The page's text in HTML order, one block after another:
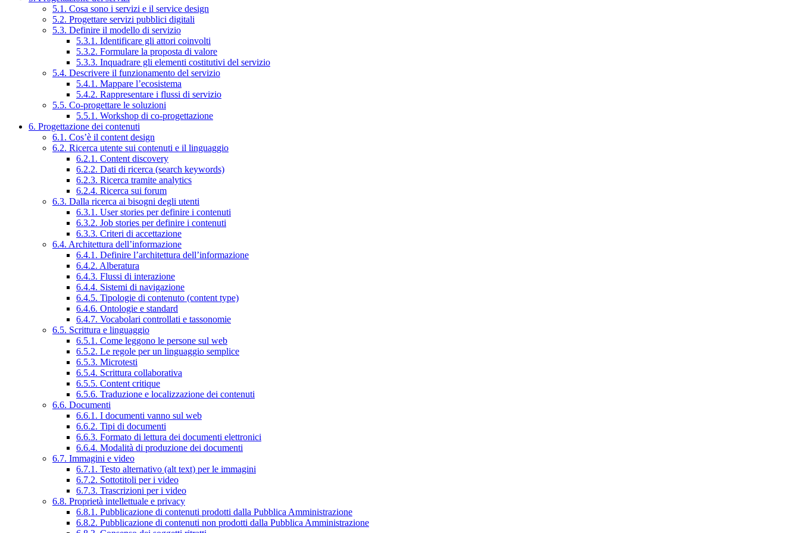
5.1. Cosa sono i servizi e il service design
5.2. Progettare servizi pubblici digitali
5.3. Definire il modello di servizio
5.3.1. Identificare gli attori coinvolti
5.3.2. Formulare la proposta di valore
5.3.3. Inquadrare gli elementi costitutivi del servizio
5.4. Descrivere il funzionamento del servizio
5.4.1. Mappare l’ecosistema
5.4.2. Rappresentare i flussi di servizio
5.5. Co-progettare le soluzioni
5.5.1. Workshop di co-progettazione
6. Progettazione dei contenuti
6.1. Cos’è il content design
6.2. Ricerca utente sui contenuti e il linguaggio
6.2.1. Content discovery
6.2.2. Dati di ricerca (search keywords)
6.2.3. Ricerca tramite analytics
6.2.4. Ricerca sui forum
6.3. Dalla ricerca ai bisogni degli utenti
6.3.1. User stories per definire i contenuti
6.3.2. Job stories per definire i contenuti
6.3.3. Criteri di accettazione
6.4. Architettura dell’informazione
6.4.1. Definire l’architettura dell’informazione
6.4.2. Alberatura
6.4.3. Flussi di interazione
6.4.4. Sistemi di navigazione
6.4.5. Tipologie di contenuto (content type)
6.4.6. Ontologie e standard
6.4.7. Vocabolari controllati e tassonomie
6.5. Scrittura e linguaggio
6.5.1. Come leggono le persone sul web
6.5.2. Le regole per un linguaggio semplice
6.5.3. Microtesti
6.5.4. Scrittura collaborativa
6.5.5. Content critique
6.5.6. Traduzione e localizzazione dei contenuti
6.6. Documenti
6.6.1. I documenti vanno sul web
6.6.2. Tipi di documenti
6.6.3. Formato di lettura dei documenti elettronici
6.6.4. Modalità di produzione dei documenti
6.7. Immagini e video
6.7.1. Testo alternativo (alt text) per le immagini
6.7.2. Sottotitoli per i video
6.7.3. Trascrizioni per i video
6.8. Proprietà intellettuale e privacy
6.8.1. Pubblicazione di contenuti prodotti dalla Pubblica Amministrazione
6.8.2. Pubblicazione di contenuti non prodotti dalla Pubblica Amministrazione